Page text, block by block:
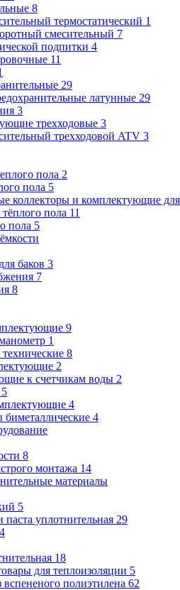
8
термостатический 1
cмесительный 7
подпитки 4
11
29
латунные 29
3
трехходовые 3
трехходовой ATV 3
пола 2
пола 5
коллекторы и комплектующие
пола 11
пола 5
баков 3
7
8
9
1
8
2
к счетчикам воды 2
5
4
биметаллические 4
8
монтажа 14
материалы
5
уплотнительная 29
4
18
для теплоизоляции 5
вспененого полиэтилена 62